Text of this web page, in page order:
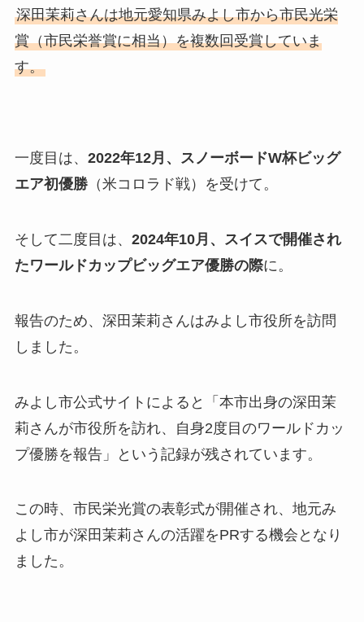
深田茉莉さんは地元愛知県みよし市から市民光栄
賞（市民栄誉賞に相当）を複数回受賞していま
す。
一度目は、 2022年12月、スノーボードW杯ビッグ
エア初優勝（米コロラド戦）を受けて。
そして二度目は、 2024年10月、スイスで開催され
たワールドカップビッグエア優勝の際に。
報告のため、深田茉莉さんはみよし市役所を訪問
しました。
みよし市公式サイトによると「本市出身の深田茉
莉さんが市役所を訪れ、自身2度目のワールドカッ
プ優勝を報告」という記録が残されています。
この時、市民栄光賞の表彰式が開催され、地元み
よし市が深田茉莉さんの活躍をPRする機会となり
ました。